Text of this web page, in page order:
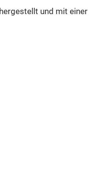
hergestellt und mit einer